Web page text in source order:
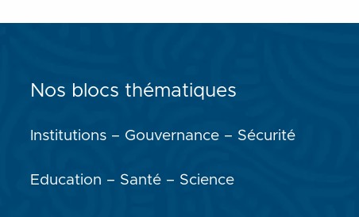
Nos blocs thématiques
Institutions – Gouvernance – Sécurité
Education – Santé – Science